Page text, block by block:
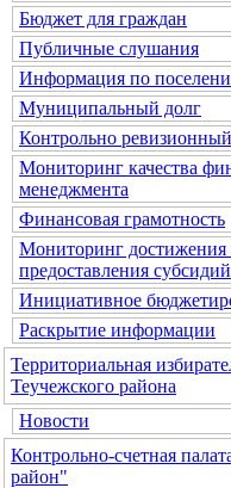
Бюджет для граждан
Публичные слушания
Информация по
Муниципальный долг
Контрольно
Мониторинг качества
менеджмента
Финансовая грамотность
Мониторинг достижения
предоставления субсидий
Инициативное
Раскрытие информации
Территориальная
Теучежского района
Новости
Контрольно-счетная
район"